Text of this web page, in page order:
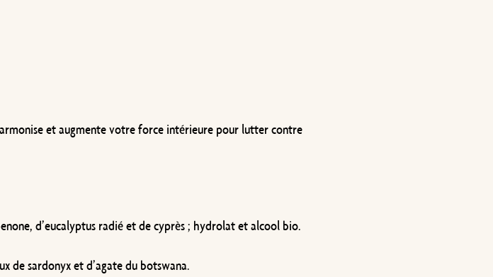
et augmente votre force intérieure pour lutter contre
d’eucalyptus radié et de cyprès ; hydrolat et alcool bio.
de sardonyx et d’agate du botswana.